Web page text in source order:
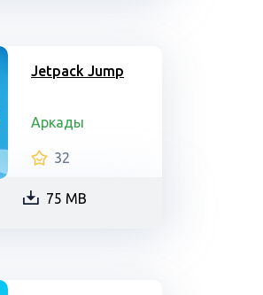
Jetpack Jump
Аркады
32
75 MB